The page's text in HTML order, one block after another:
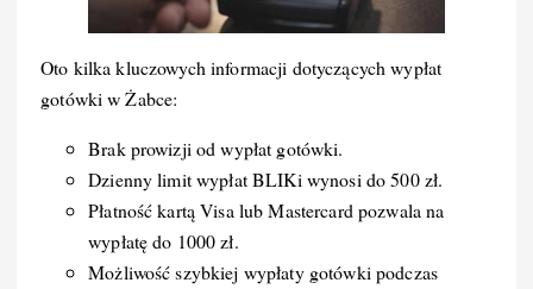
Oto kilka kluczowych informacji dotyczących wypłat
gotówki w Żabce:
Brak prowizji od wypłat gotówki.
Dzienny limit wypłat BLIKi wynosi do 500 zł.
Płatność kartą Visa lub Mastercard pozwala na
wypłatę do 1000 zł.
Możliwość szybkiej wypłaty gotówki podczas